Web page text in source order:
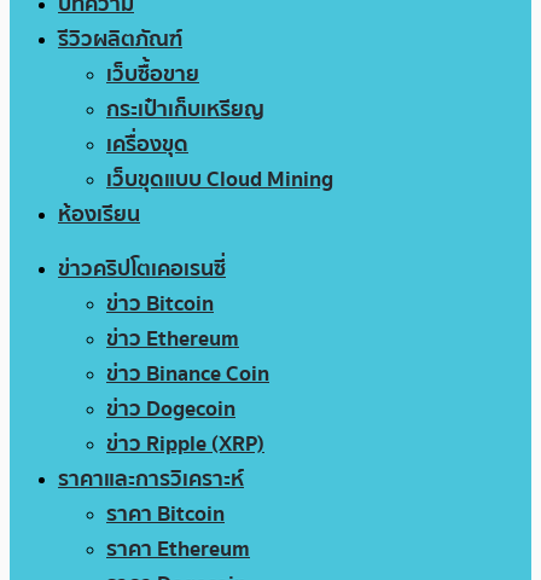
รีวิวผลิตภัณฑ์
เว็บซื้อขาย
กระเป๋าเก็บเหรียญ
เครื่องขุด
เว็บขุดแบบ Cloud Mining
ห้องเรียน
ข่าวคริปโตเคอเรนซี่
ข่าว Bitcoin
ข่าว Ethereum
ข่าว Binance Coin
ข่าว Dogecoin
ข่าว Ripple (XRP)
ราคาและการวิเคราะห์
ราคา Bitcoin
ราคา Ethereum